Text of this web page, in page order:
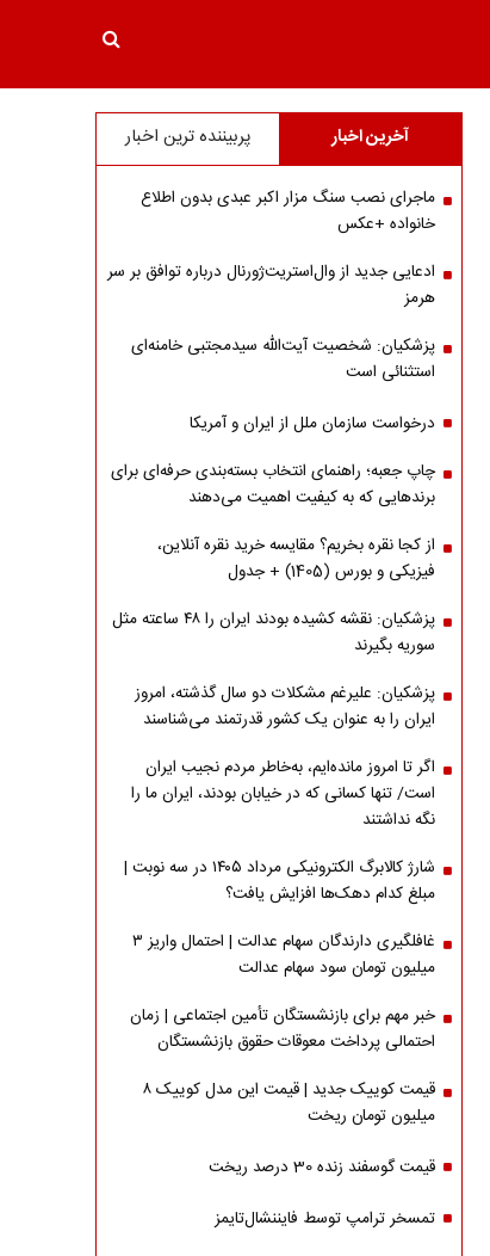
آخرین اخبار پربیننده ترین اخبار
ماجرای نصب سنگ مزار اکبر عبدی بدون اطلاع
خانواده +عکس
ادعایی جدید از وال‌استریت‌ژورنال درباره توافق بر سر
هرمز
پزشکیان: شخصیت آیت‌الله سیدمجتبی خامنه‌ای
استثنائی است
درخواست سازمان ملل از ایران و آمریکا
چاپ جعبه؛ راهنمای انتخاب بسته‌بندی حرفه‌ای برای
برندهایی که به کیفیت اهمیت می‌دهند
از کجا نقره بخریم؟ مقایسه خرید نقره آنلاین،
فیزیکی و بورس (1405) + جدول
پزشکیان: نقشه کشیده بودند ایران را ۴۸ ساعته مثل
سوریه بگیرند
پزشکیان: علیرغم مشکلات دو سال گذشته، امروز
ایران را به عنوان یک کشور قدرتمند می‌شناسند
اگر تا امروز مانده‌ایم، به‌خاطر مردم نجیب ایران
است/ تنها کسانی که در خیابان بودند، ایران ما را
نگه نداشتند
شارژ کالابرگ الکترونیکی مرداد ۱۴۰۵ در سه نوبت |
مبلغ کدام دهک‌ها افزایش یافت؟
غافلگیری دارندگان سهام عدالت | احتمال واریز ۳
میلیون تومان سود سهام عدالت
خبر مهم برای بازنشستگان تأمین اجتماعی | زمان
احتمالی پرداخت معوقات حقوق بازنشستگان
قیمت کوییک جدید | قیمت این مدل کوییک ۸
میلیون تومان ریخت
قیمت گوسفند زنده 30 درصد ریخت
تمسخر ترامپ توسط فایننشال‌تایمز